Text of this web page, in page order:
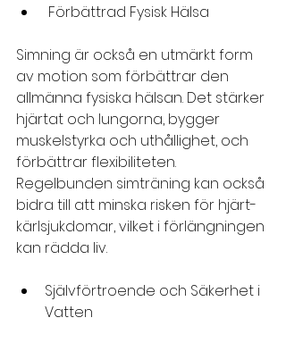
Förbättrad Fysisk Hälsa
Simning är också en utmärkt form
av motion som förbättrar den
allmänna fysiska hälsan. Det stärker
hjärtat och lungorna, bygger
muskelstyrka och uthållighet, och
förbättrar flexibiliteten.
Regelbunden simträning kan också
bidra till att minska risken för hjärt-
kärlsjukdomar, vilket i förlängningen
kan rädda liv.
Självförtroende och Säkerhet i
Vatten